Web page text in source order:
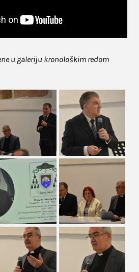
u galeriju kronološkim redom